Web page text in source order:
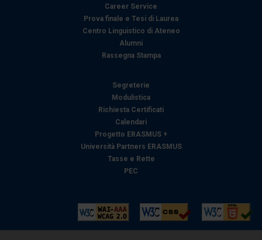
Career Service
Prova finale e Tesi di Laurea
Centro Linguistico di Ateneo
Alumni
Rassegna Stampa
Segreterie
Modulistica
Richiesta Certificati
Calendari
Progetto ERASMUS +
Università Partners ERASMUS
Tasse e Rette
PEC